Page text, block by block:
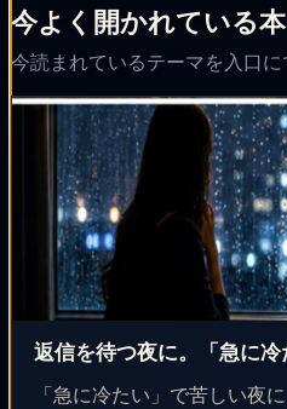
今よく開かれている本
今読まれているテーマを入口に
返信を待つ夜に。「急に
「急に冷たい」で苦しい夜